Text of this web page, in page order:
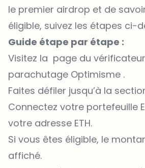
le premier airdrop et de
éligible, suivez les étapes ci-
Guide étape par étape :
Visitez la page du
parachutage Optimisme .
Faites défiler jusqu’à la
Connectez votre portefeuille
votre adresse ETH.
Si vous êtes éligible, le
affiché.